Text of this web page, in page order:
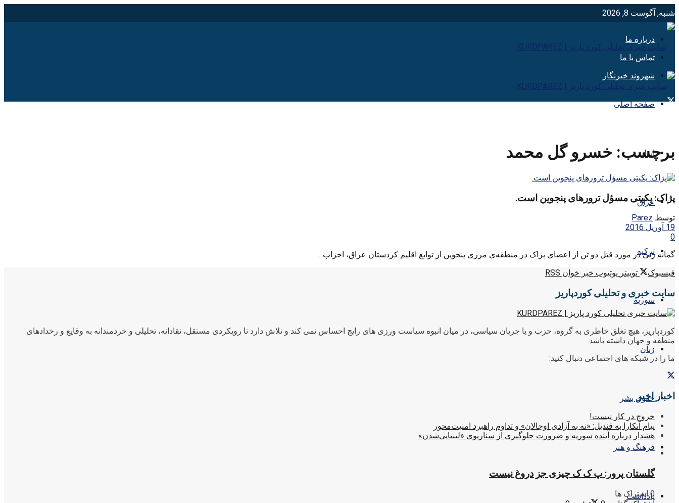
شنبه, آگوست 8, 2026
درباره ما
تماس با ما
شهروند خبرنگار
صفحه اصلی
ایران
عراق
ترکیه
سوریه
زنان
حقوق بشر
فرهنگ و هنر
یادداشت
برچسب: خسرو گل محمد
پژاک: یکیتی مسؤل ترورهای پنجوین است.
توسط Parez
19 آوریل 2016
0
گمانه زنی در مورد قتل دو تن از اعضای پژاک در منطقه‌ی مرزی پنجوین از توابع اقلیم کردستان عراق، احزاب ...
فیسبوک
توییتر یوتیوب خبر خوان RSS
سایت خبری و تحلیلی کوردپاریز
کوردپاریز، هیچ تعلق خاطری به گروه، حزب و یا جریان سیاسی، در میان انبوه سیاست ورزی های رایج احساس نمی کند و تلاش دارد تا رویکردی مستقل، نقادانه، تحلیلی و خردمندانه به وقایع و رخدادهای
منطقه و جهان داشته باشد.
ما را در شبکه های اجتماعی دنبال کنید:
اخبار اخیر
خروج در کار نیست!
پیام آنکارا به قندیل: «نه به آزادی اوجالان» و تداوم راهبرد امنیت‌محور
هشدار درباره آینده سوریه و ضرورت جلوگیری از سناریوی «لیبیایی‌شدن»
گلستان پرور: پ ک ک چیزی جز دروغ نیست
0 اشتراک ها